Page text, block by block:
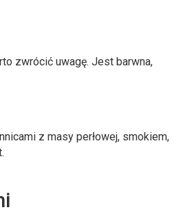
zwrócić uwagę. Jest barwna,
z masy perłowej, smokiem,